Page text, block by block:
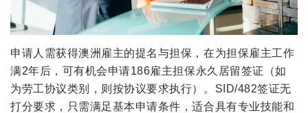
申请人需获得澳洲雇主的提名与担保，在为担保雇主工作
满2年后，可有机会申请186雇主担保永久居留签证（如
为劳工协议类别，则按协议要求执行）。SID/482签证无
打分要求，只需满足基本申请条件，适合具有专业技能和